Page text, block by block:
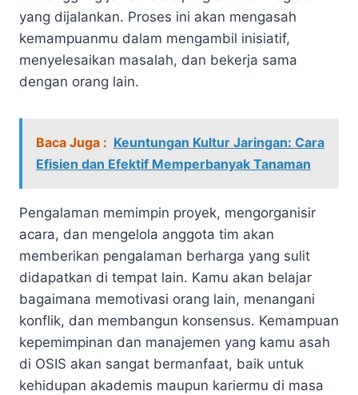
yang dijalankan. Proses ini akan mengasah
kemampuanmu dalam mengambil inisiatif,
menyelesaikan masalah, dan bekerja sama
dengan orang lain.
Baca Juga : Keuntungan Kultur Jaringan: Cara
Efisien dan Efektif Memperbanyak Tanaman
Pengalaman memimpin proyek, mengorganisir
acara, dan mengelola anggota tim akan
memberikan pengalaman berharga yang sulit
didapatkan di tempat lain. Kamu akan belajar
bagaimana memotivasi orang lain, menangani
konflik, dan membangun konsensus. Kemampuan
kepemimpinan dan manajemen yang kamu asah
di OSIS akan sangat bermanfaat, baik untuk
kehidupan akademis maupun kariermu di masa